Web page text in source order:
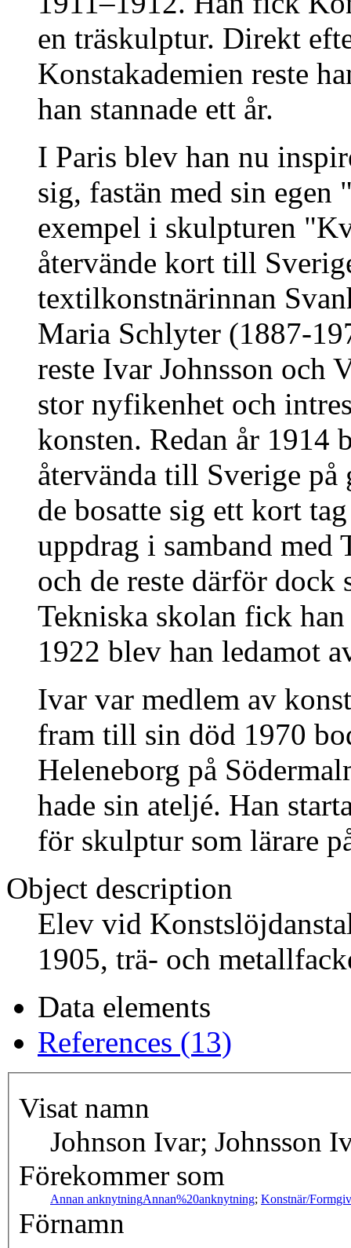
en träskulptur. Direkt
Konstakademien reste
han stannade ett år.
I Paris blev han nu
sig, fastän med sin
exempel i skulpturen
återvände kort till
textilkonstnärinnan
Maria Schlyter (1887-
reste Ivar Johnsson och
stor nyfikenhet och
konsten. Redan år 1914
återvända till Sverige
de bosatte sig ett kort
uppdrag i samband med
och de reste därför
Tekniska skolan fick
1922 blev han ledamot
Ivar var medlem av
fram till sin död 1970
Heleneborg på
hade sin ateljé. Han
för skulptur som lärare
Object description
Elev vid
1905, trä- och
Data elements
References (13)
Visat namn
Johnson Ivar; Johnsson
Förekommer som
Annan anknytningAnnan%20anknytning; Konstnär/
Förnamn